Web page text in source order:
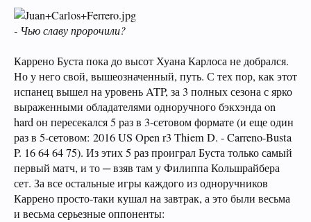
- Чью славу пророчили?
Каррено Буста пока до высот Хуана Карлоса не добрался.
Но у него свой, вышеозначенный, путь. С тех пор, как этот
испанец вышел на уровень ATP, за 3 полных сезона с ярко
выраженными обладателями одноручного бэкхэнда on
hard он пересекался 5 раз в 3-сетовом формате (и еще один
раз в 5-сетовом: 2016 US Open r3 Thiem D. - Carreno-Busta
P. 16 64 64 75). Из этих 5 раз проиграл Буста только самый
первый матч, и то ─ взяв там у Филиппа Кольшрайбера
сет. За все остальные игры каждого из одноручников
Каррено просто-таки кушал на завтрак, а это были весьма
и весьма серьезные оппоненты: